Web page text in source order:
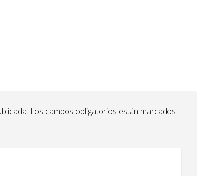
Los campos obligatorios están marcados